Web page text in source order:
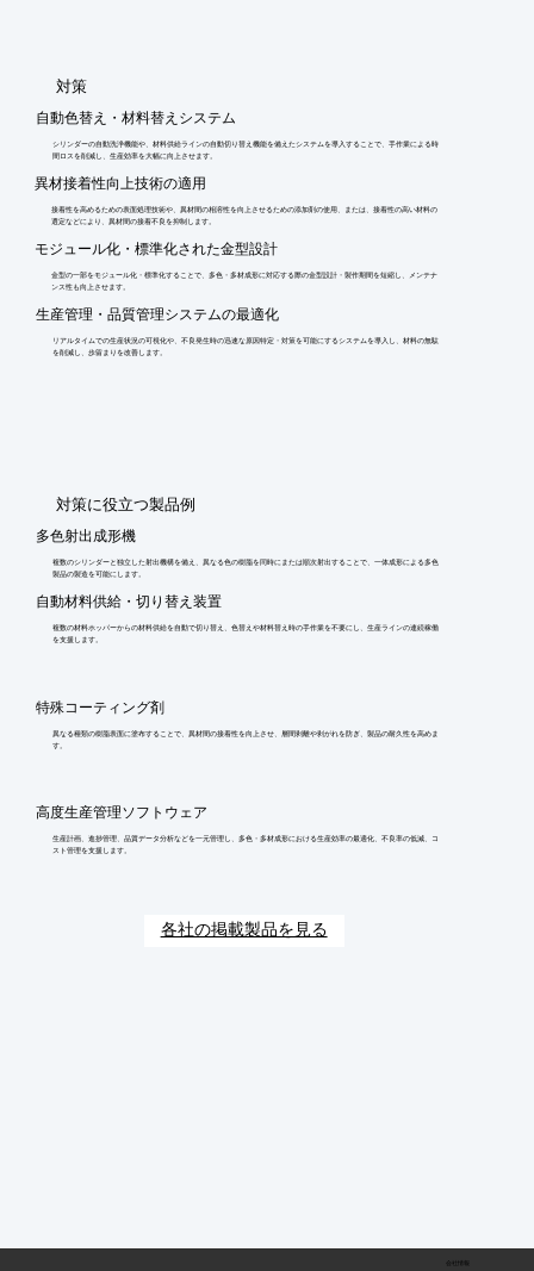
​対策
自動色替え・材料替えシステム
シリンダーの自動洗浄機能や、材料供給ラインの自動切り替え機能を備えたシステムを導入することで、手作業による時
間ロスを削減し、生産効率を大幅に向上させます。
異材接着性向上技術の適用
接着性を高めるための表面処理技術や、異材間の相溶性を向上させるための添加剤の使用、または、接着性の高い材料の
選定などにより、異材間の接着不良を抑制します。
モジュール化・標準化された金型設計
金型の一部をモジュール化・標準化することで、多色・多材成形に対応する際の金型設計・製作期間を短縮し、メンテナ
ンス性も向上させます。
生産管理・品質管理システムの最適化
リアルタイムでの生産状況の可視化や、不良発生時の迅速な原因特定・対策を可能にするシステムを導入し、材料の無駄
を削減し、歩留まりを改善します。
​対策に役立つ製品例
多色射出成形機
複数のシリンダーと独立した射出機構を備え、異なる色の樹脂を同時にまたは順次射出することで、一体成形による多色
製品の製造を可能にします。
自動材料供給・切り替え装置
複数の材料ホッパーからの材料供給を自動で切り替え、色替えや材料替え時の手作業を不要にし、生産ラインの連続稼働
を支援します。
特殊コーティング剤
異なる種類の樹脂表面に塗布することで、異材間の接着性を向上させ、層間剥離や剥がれを防ぎ、製品の耐久性を高めま
す。
高度生産管理ソフトウェア
生産計画、進捗管理、品質データ分析などを一元管理し、多色・多材成形における生産効率の最適化、不良率の低減、コ
スト管理を支援します。
各社の掲載製品を見る
会社情報